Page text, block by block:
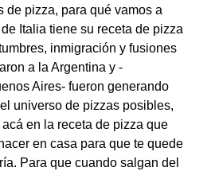
de pizza, para qué vamos a
Italia tiene su receta de pizza
inmigración y fusiones
a la Argentina y -
Aires- fueron generando
universo de pizzas posibles,
en la receta de pizza que
en casa para que te quede
Para que cuando salgan del